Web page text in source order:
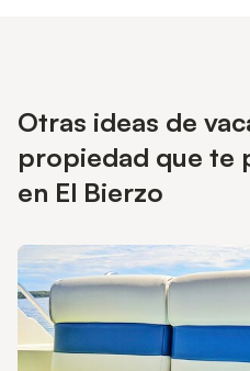
Otras ideas de
propiedad que te
en El Bierzo